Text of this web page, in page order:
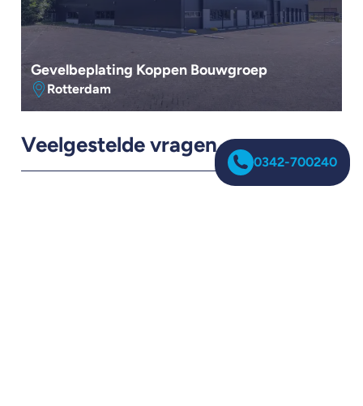
Gevelbeplating Koppen Bouwgroep
Rotterdam
Veelgestelde vragen
0342-700240